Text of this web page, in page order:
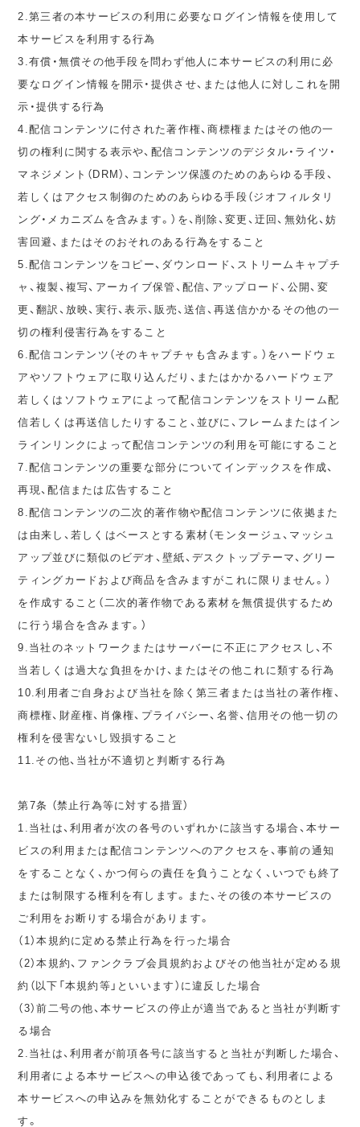
2.第三者の本サービスの利用に必要なログイン情報を使用して
本サービスを利用する行為
3.有償・無償その他手段を問わず他人に本サービスの利用に必
要なログイン情報を開示・提供させ、または他人に対しこれを開
示・提供する行為
4.配信コンテンツに付された著作権、商標権またはその他の一
切の権利に関する表示や、配信コンテンツのデジタル・ライツ・
マネジメント（DRM）、コンテンツ保護のためのあらゆる手段、
若しくはアクセス制御のためのあらゆる手段（ジオフィルタリ
ング・メカニズムを含みます。）を、削除、変更、迂回、無効化、妨
害回避、またはそのおそれのある行為をすること
5.配信コンテンツをコピー、ダウンロード、ストリームキャプチ
ャ、複製、複写、アーカイブ保管、配信、アップロード、公開、変
更、翻訳、放映、実行、表示、販売、送信、再送信かかるその他の一
切の権利侵害行為をすること
6.配信コンテンツ（そのキャプチャも含みます。）をハードウェ
アやソフトウェアに取り込んだり、またはかかるハードウェア
若しくはソフトウェアによって配信コンテンツをストリーム配
信若しくは再送信したりすること、並びに、フレームまたはイン
ラインリンクによって配信コンテンツの利用を可能にすること
7.配信コンテンツの重要な部分についてインデックスを作成、
再現、配信または広告すること
8.配信コンテンツの二次的著作物や配信コンテンツに依拠また
は由来し、若しくはベースとする素材（モンタージュ、マッシュ
アップ並びに類似のビデオ、壁紙、デスクトップテーマ、グリー
ティングカードおよび商品を含みますがこれに限りません。）
を作成すること（二次的著作物である素材を無償提供するため
に行う場合を含みます。）
9.当社のネットワークまたはサーバーに不正にアクセスし、不
当若しくは過大な負担をかけ、またはその他これに類する行為
10.利用者ご自身および当社を除く第三者または当社の著作権、
商標権、財産権、肖像権、プライバシー、名誉、信用その他一切の
権利を侵害ないし毀損すること
11.その他、当社が不適切と判断する行為
第7条 （禁止行為等に対する措置）
1.当社は、利用者が次の各号のいずれかに該当する場合、本サー
ビスの利用または配信コンテンツへのアクセスを、事前の通知
をすることなく、かつ何らの責任を負うことなく、いつでも終了
または制限する権利を有します。また、その後の本サービスの
ご利用をお断りする場合があります。
（1）本規約に定める禁止行為を行った場合
（2）本規約、ファンクラブ会員規約およびその他当社が定める規
約（以下「本規約等」といいます）に違反した場合
（3）前二号の他、本サービスの停止が適当であると当社が判断す
る場合
2.当社は、利用者が前項各号に該当すると当社が判断した場合、
利用者による本サービスへの申込後であっても、利用者による
本サービスへの申込みを無効化することができるものとしま
す。